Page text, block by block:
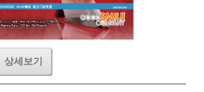
상세보기